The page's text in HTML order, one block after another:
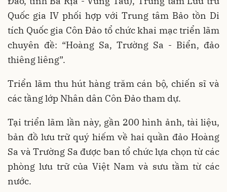
Quốc gia IV phối hợp với Trung tâm Bảo tồn Di
tích Quốc gia Côn Đảo tổ chức khai mạc triển lãm
chuyên đề: “Hoàng Sa, Trường Sa - Biển, đảo
thiêng liêng”.
Triển lãm thu hút hàng trăm cán bộ, chiến sĩ và
các tầng lớp Nhân dân Côn Đảo tham dự.
Tại triển lãm lần này, gần 200 hình ảnh, tài liệu,
bản đồ lưu trữ quý hiếm về hai quần đảo Hoàng
Sa và Trường Sa được ban tổ chức lựa chọn từ các
phòng lưu trữ của Việt Nam và sưu tầm từ các
nước.